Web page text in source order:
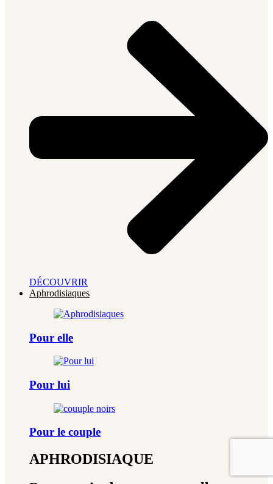
DÉCOUVRIR
Aphrodisiaques
Pour elle
Pour lui
Pour le couple
APHRODISIAQUE